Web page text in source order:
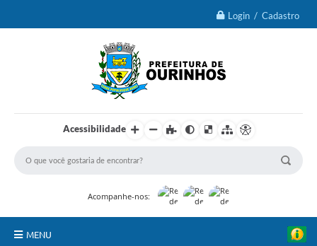
Login / Cadastro
Acessibilidade
Acompanhe-nos:
MENU